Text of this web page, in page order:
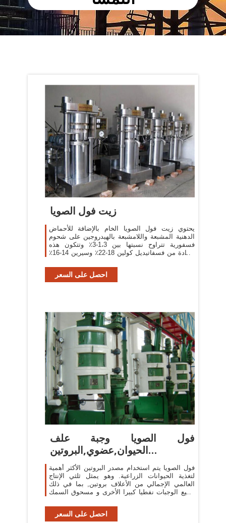
زيت فول الصويا
يحتوي زيت فول الصويا الخام بالإضافة للأحماض
الدهنية المشبعة واللامشبعة بالهيدروجين على شحوم
فسفورية تتراوح نسبتها بين 1،3-3٪ وتتكون هذه
المادة من فسفاتيديل كولين 18-22٪ وسيرين 14-16٪
احصل على السعر
فول الصويا وجبة علف
الحيوان,عضوي,البروتين
الحيواني,غير
فول الصويا يتم استخدام مصدر البروتين الأكثر أهمية
لتغذية الحيوانات الزراعية. وهو يمثل ثلثي الإنتاج
العالمي الإجمالي من الأعلاف بروتين, بما في ذلك
جميع الوجبات نفطيا كبيرا الأخرى و مسحوق السمك
احصل على السعر